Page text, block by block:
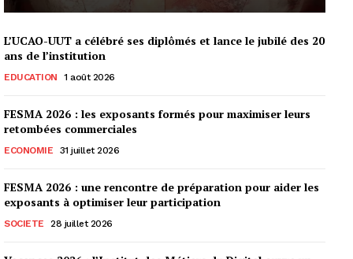
L’UCAO-UUT a célébré ses diplômés et lance le jubilé des 20
ans de l’institution
EDUCATION 1 août 2026
FESMA 2026 : les exposants formés pour maximiser leurs
retombées commerciales
ECONOMIE 31 juillet 2026
FESMA 2026 : une rencontre de préparation pour aider les
exposants à optimiser leur participation
SOCIETE 28 juillet 2026